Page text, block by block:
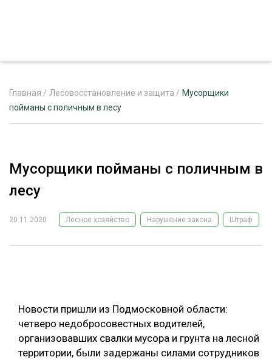
РЕКЛАМОДАТЕЛЯМ
ЛЕСНОЕ ХОЗЯЙСТВО
ЦИФРОВАЯ СРЕДА
БИОЭНЕРГЕТИКА
ЛЕСОВОССТАНОВЛЕНИЕ И ЗАЩИТА
РУБРИКИ
ТЕМАТИЧЕСКИЕ ПРОЕКТЫ
Главная / Лесовосстановление и защита / Мусорщики
пойманы с поличным в лесу
Мусорщики пойманы с поличным в
лесу
20.11.2020 Лесное хозяйство Нарушение закона Штраф
Новости пришли из Подмосковной области:
четверо недобросовестных водителей,
организовавших свалки мусора и грунта на лесной
территории, были задержаны силами сотрудников